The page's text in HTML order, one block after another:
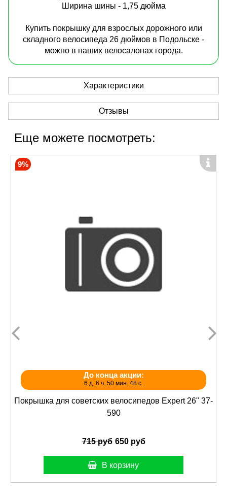
Ширина шины - 1,75 дюйма
Купить покрышку для взрослых дорожного или
складного велосипеда 26 дюймов в Подольске -
можно в наших велосалонах города.
Характеристики
Отзывы
Еще можете посмотреть:
9%
До конца акции:
6 д. 6 ч. 50 мин. 47 с.
Покрышка для советских велосипедов Expert 26" 37-
590
715 руб 650 руб
В корзину